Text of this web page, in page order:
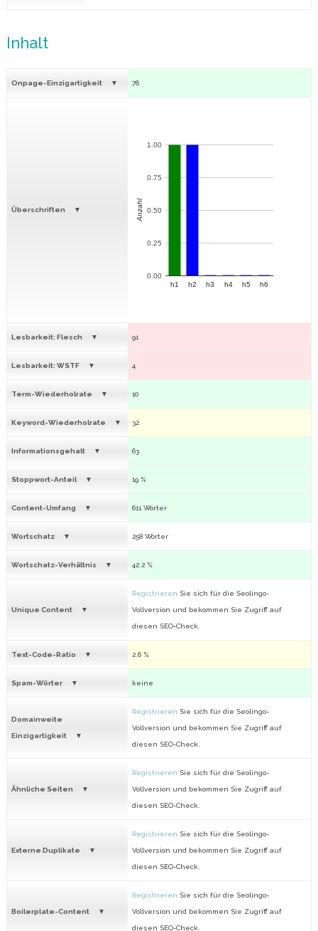
Inhalt
Onpage-Einzigartigkeit 76
Überschriften
h1 h2 h3 h4 h5 h6
0.00
0.25
0.50
0.75
1.00
Anzahl
Lesbarkeit: Flesch 91
Lesbarkeit: WSTF 4
Term-Wiederholrate 10
Keyword-Wiederholrate 32
Informationsgehalt 63
Stoppwort-Anteil 19 %
Content-Umfang 611 Wörter
Wortschatz 258 Wörter
Wortschatz-Verhältnis 42.2 %
Unique Content
Registrieren Sie sich für die Seolingo-
Vollversion und bekommen Sie Zugriff auf
diesen SEO-Check.
Text-Code-Ratio 2.6 %
Spam-Wörter keine
Domainweite
Einzigartigkeit
Registrieren Sie sich für die Seolingo-
Vollversion und bekommen Sie Zugriff auf
diesen SEO-Check.
Ähnliche Seiten
Registrieren Sie sich für die Seolingo-
Vollversion und bekommen Sie Zugriff auf
diesen SEO-Check.
Externe Duplikate
Registrieren Sie sich für die Seolingo-
Vollversion und bekommen Sie Zugriff auf
diesen SEO-Check.
Boilerplate-Content
Registrieren Sie sich für die Seolingo-
Vollversion und bekommen Sie Zugriff auf
diesen SEO-Check.